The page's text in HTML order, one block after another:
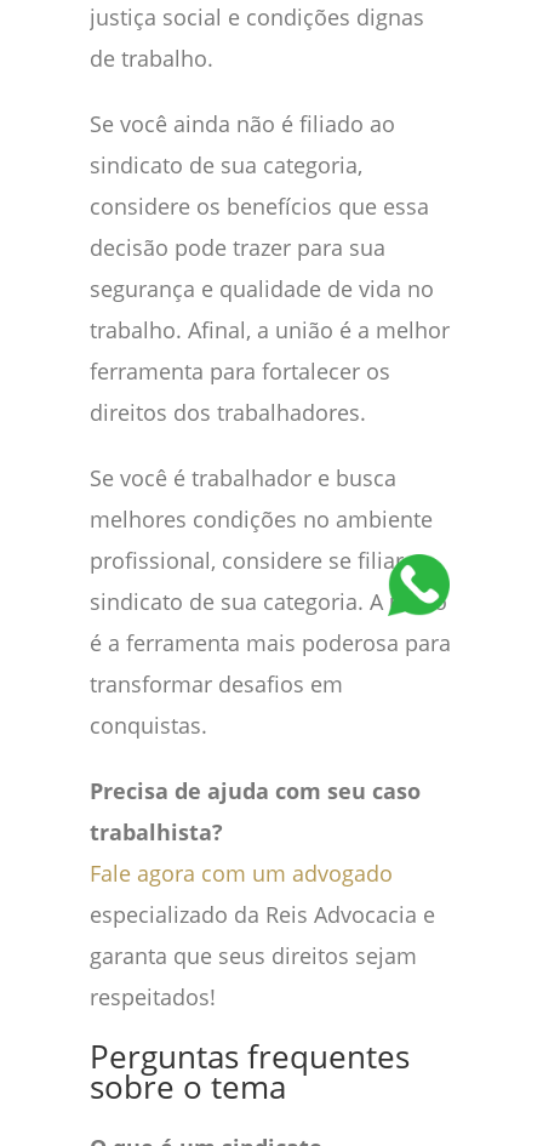
justiça social e condições dignas
de trabalho.
Se você ainda não é filiado ao
sindicato de sua categoria,
considere os benefícios que essa
decisão pode trazer para sua
segurança e qualidade de vida no
trabalho. Afinal, a união é a melhor
ferramenta para fortalecer os
direitos dos trabalhadores.
Se você é trabalhador e busca
melhores condições no ambiente
profissional, considere se filiar ao
sindicato de sua categoria. A união
é a ferramenta mais poderosa para
transformar desafios em
conquistas.
Precisa de ajuda com seu caso
trabalhista?
Fale agora com um advogado
especializado da Reis Advocacia e
garanta que seus direitos sejam
respeitados!
Perguntas frequentes
sobre o tema